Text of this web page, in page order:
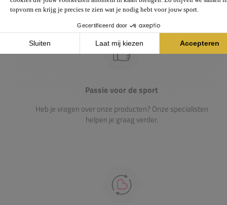
Passie voor de sport
Heb je vragen over onze producten? Onze specialisten
helpen je graag verder.